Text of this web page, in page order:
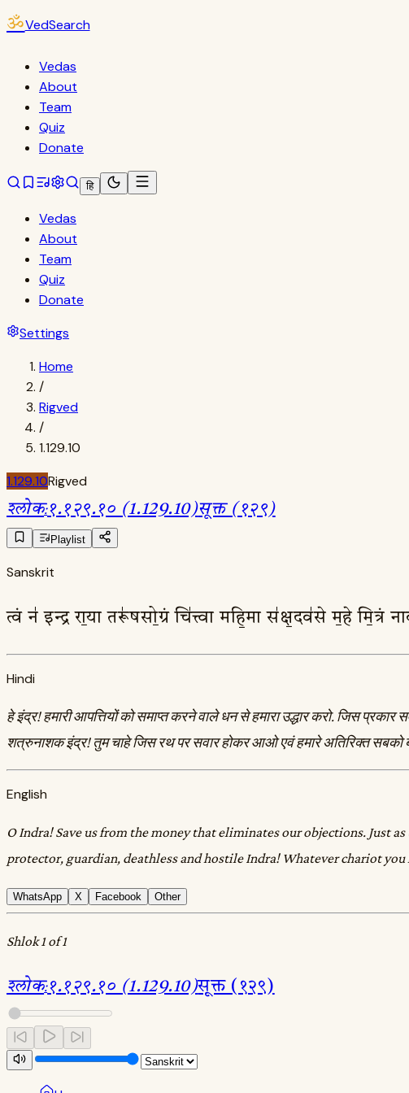
ॐVedSearch
Vedas
About
Team
Quiz
Donate
हि
Vedas
About
Team
Quiz
Donate
Settings
Home
/
Rigved
/
1.129.10
1.129.10Rigved
श्लोक:१.१२९.१० (1.129.10)सूक्त (१२९)
Playlist
Sanskrit
त्वं न॑ इन्द्र रा॒या तरू॑षसो॒ग्रं चि॑त्त्वा महि॒मा स॑क्ष॒दव॑से म॒हे मि॒त्रं
Hindi
हे इंद्र! हमारी आपत्तियों को समाप्त करने वाले धन से हमारा उद्धार करो. जिस प्रकार
शत्रुनाशक इंद्र! तुम चाहे जिस रथ पर सवार होकर आओ एवं हमारे अतिरिक्त
English
O Indra! Save us from the money that eliminates our objections. Just
protector, guardian, deathless and hostile Indra! Whatever chariot
WhatsApp X Facebook Other
Shlok 1 of 1
श्लोक:१.१२९.१० (1.129.10)सूक्त (१२९)